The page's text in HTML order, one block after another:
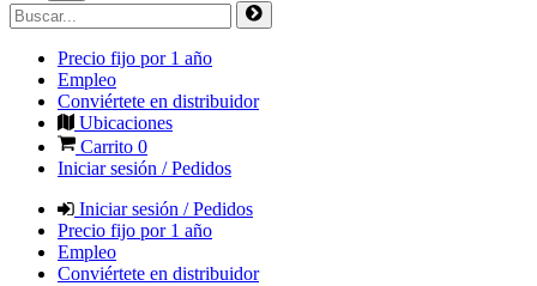
Precio fijo por 1 año
Empleo
Conviértete en distribuidor
Ubicaciones
Carrito 0
Iniciar sesión / Pedidos
Iniciar sesión / Pedidos
Precio fijo por 1 año
Empleo
Conviértete en distribuidor